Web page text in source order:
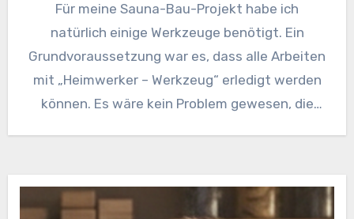
Für meine Sauna-Bau-Projekt habe ich
natürlich einige Werkzeuge benötigt. Ein
Grundvoraussetzung war es, dass alle Arbeiten
mit „Heimwerker – Werkzeug“ erledigt werden
können. Es wäre kein Problem gewesen, die